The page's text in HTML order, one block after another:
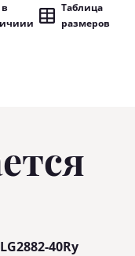
Таблица
размеров
40Ry